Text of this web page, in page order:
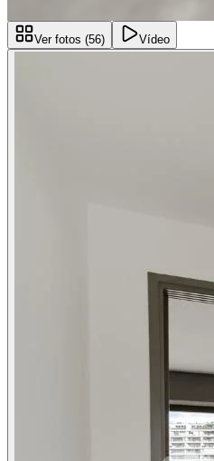
Ver fotos (56) Vídeo